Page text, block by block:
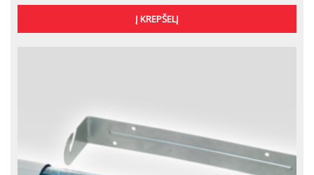
Į KREPŠELĮ